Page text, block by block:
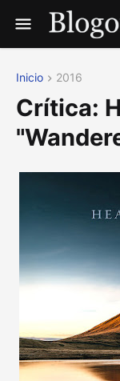
Inicio 2016
Crítica: